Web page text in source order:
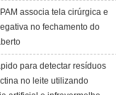
associa tela cirúrgica e
no fechamento do
para detectar resíduos
no leite utilizando